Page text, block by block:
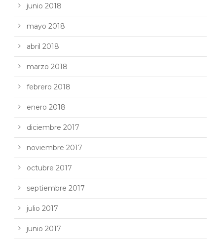
junio 2018
mayo 2018
abril 2018
marzo 2018
febrero 2018
enero 2018
diciembre 2017
noviembre 2017
octubre 2017
septiembre 2017
julio 2017
junio 2017